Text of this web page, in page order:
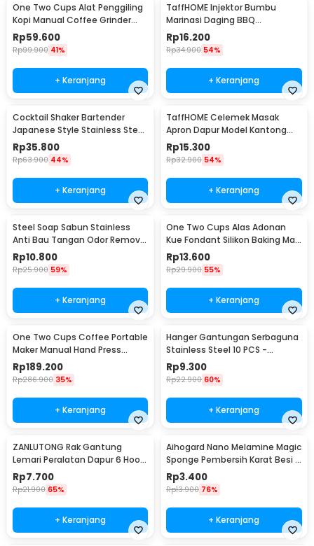
One Two Cups Alat Penggiling
Kopi Manual Coffee Grinder
Portable - WFCG9800
Rp59.600
Rp99.900 41%
+ Keranjang
TaffHOME Injektor Bumbu
Marinasi Daging BBQ
Seasoning Injector - HC117
Rp16.200
Rp34.900 54%
+ Keranjang
Cocktail Shaker Bartender
Japanese Style Stainless Steel
200ml
Rp35.800
Rp63.900 44%
+ Keranjang
TaffHOME Celemek Masak
Apron Dapur Model Kantong
Pola Spatula - JJ41
Rp15.300
Rp32.900 54%
+ Keranjang
Steel Soap Sabun Stainless
Anti Bau Tangan Odor Remove
- HW071
Rp10.800
Rp25.900 59%
+ Keranjang
One Two Cups Alas Adonan
Kue Fondant Silikon Baking Mat
Anti Slip - JJ3873
Rp13.600
Rp29.900 55%
+ Keranjang
One Two Cups Coffee Portable
Maker Manual Hand Press
Espresso 300ml - T35066
Rp189.200
Rp286.900 35%
+ Keranjang
Hanger Gantungan Serbaguna
Stainless Steel 10 PCS -
M127105
Rp9.300
Rp22.900 60%
+ Keranjang
ZANLUTONG Rak Gantung
Lemari Peralatan Dapur 6 Hook
Besi - 2137
Rp7.700
Rp21.900 65%
+ Keranjang
Aihogard Nano Melamine Magic
Sponge Pembersih Karat Besi -
CW62
Rp3.400
Rp13.900 76%
+ Keranjang